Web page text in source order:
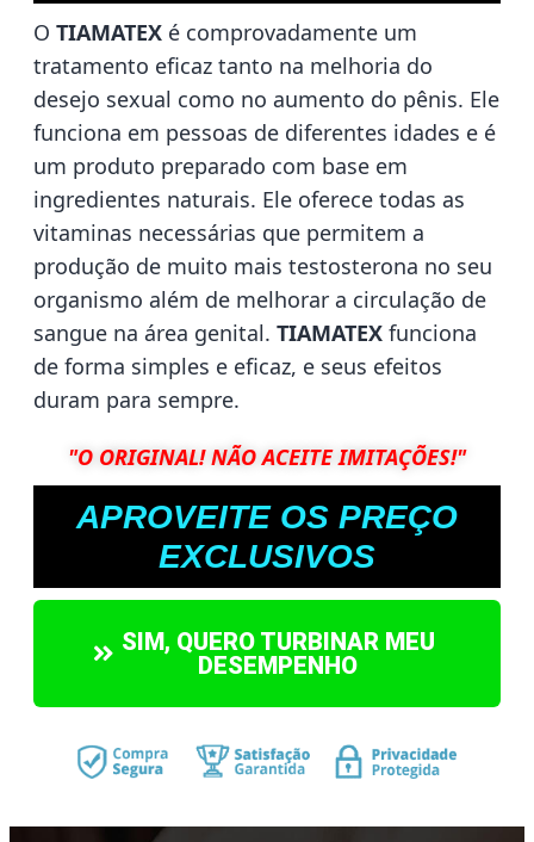
O TIAMATEX é comprovadamente um
tratamento eficaz tanto na melhoria do
desejo sexual como no aumento do pênis. Ele
funciona em pessoas de diferentes idades e é
um produto preparado com base em
ingredientes naturais. Ele oferece todas as
vitaminas necessárias que permitem a
produção de muito mais testosterona no seu
organismo além de melhorar a circulação de
sangue na área genital. TIAMATEX funciona
de forma simples e eficaz, e seus efeitos
duram para sempre.
"O ORIGINAL! NÃO ACEITE IMITAÇÕES!"
APROVEITE OS PREÇO
EXCLUSIVOS
SIM, QUERO TURBINAR MEU
DESEMPENHO